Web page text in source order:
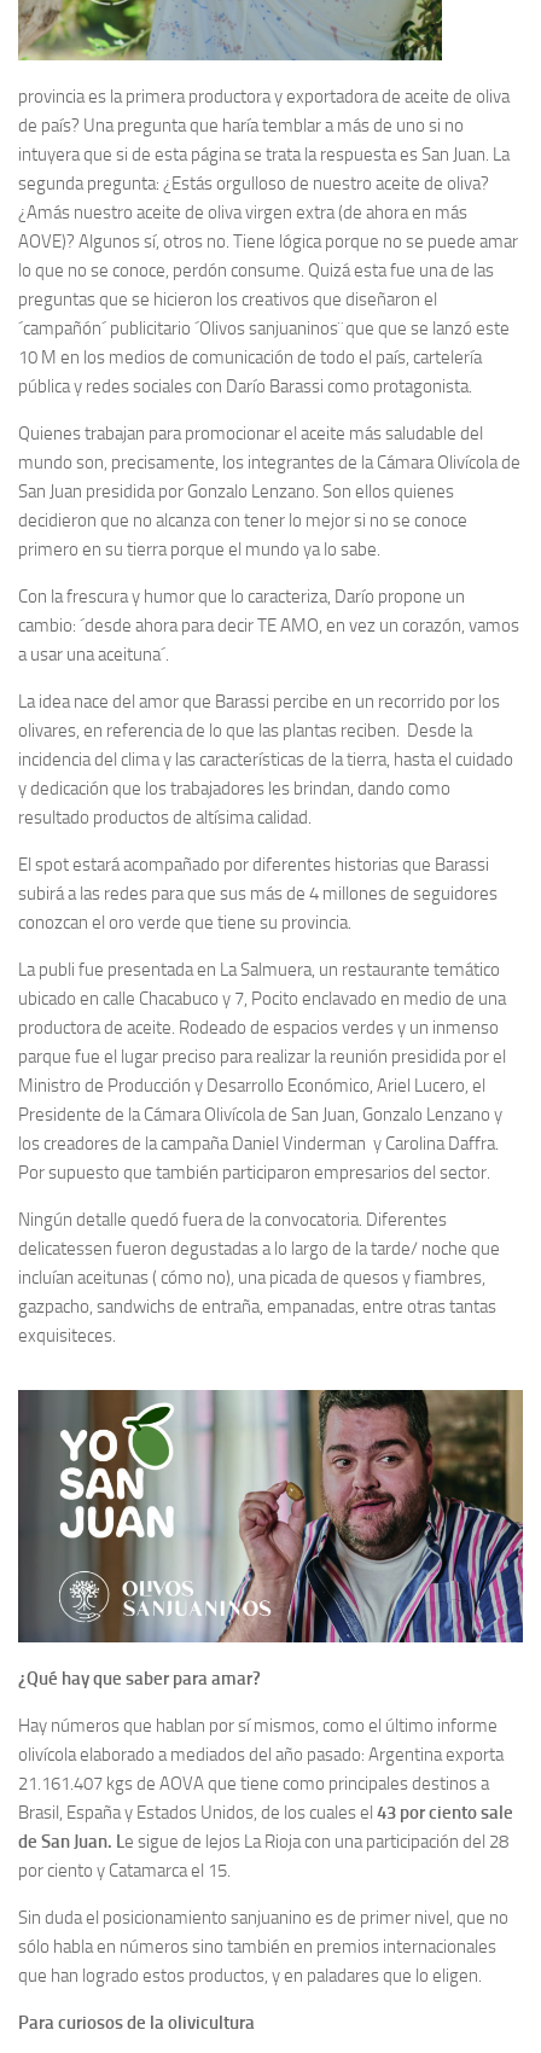
provincia es la primera productora y exportadora de aceite de oliva
de país? Una pregunta que haría temblar a más de uno si no
intuyera que si de esta página se trata la respuesta es San Juan. La
segunda pregunta: ¿Estás orgulloso de nuestro aceite de oliva?
¿Amás nuestro aceite de oliva virgen extra (de ahora en más
AOVE)? Algunos sí, otros no. Tiene lógica porque no se puede amar
lo que no se conoce, perdón consume. Quizá esta fue una de las
preguntas que se hicieron los creativos que diseñaron el
´campañón´ publicitario ´Olivos sanjuaninos¨ que que se lanzó este
10 M en los medios de comunicación de todo el país, cartelería
pública y redes sociales con Darío Barassi como protagonista.
Quienes trabajan para promocionar el aceite más saludable del
mundo son, precisamente, los integrantes de la Cámara Olivícola de
San Juan presidida por Gonzalo Lenzano. Son ellos quienes
decidieron que no alcanza con tener lo mejor si no se conoce
primero en su tierra porque el mundo ya lo sabe.
Con la frescura y humor que lo caracteriza, Darío propone un
cambio: ´desde ahora para decir TE AMO, en vez un corazón, vamos
a usar una aceituna´.
La idea nace del amor que Barassi percibe en un recorrido por los
olivares, en referencia de lo que las plantas reciben. Desde la
incidencia del clima y las características de la tierra, hasta el cuidado
y dedicación que los trabajadores les brindan, dando como
resultado productos de altísima calidad.
El spot estará acompañado por diferentes historias que Barassi
subirá a las redes para que sus más de 4 millones de seguidores
conozcan el oro verde que tiene su provincia.
La publi fue presentada en La Salmuera, un restaurante temático
ubicado en calle Chacabuco y 7, Pocito enclavado en medio de una
productora de aceite. Rodeado de espacios verdes y un inmenso
parque fue el lugar preciso para realizar la reunión presidida por el
Ministro de Producción y Desarrollo Económico, Ariel Lucero, el
Presidente de la Cámara Olivícola de San Juan, Gonzalo Lenzano y
los creadores de la campaña Daniel Vinderman y Carolina Daffra.
Por supuesto que también participaron empresarios del sector.
Ningún detalle quedó fuera de la convocatoria. Diferentes
delicatessen fueron degustadas a lo largo de la tarde/ noche que
incluían aceitunas ( cómo no), una picada de quesos y fiambres,
gazpacho, sandwichs de entraña, empanadas, entre otras tantas
exquisiteces.
¿Qué hay que saber para amar?
Hay números que hablan por sí mismos, como el último informe
olivícola elaborado a mediados del año pasado: Argentina exporta
21.161.407 kgs de AOVA que tiene como principales destinos a
Brasil, España y Estados Unidos, de los cuales el 43 por ciento sale
de San Juan. Le sigue de lejos La Rioja con una participación del 28
por ciento y Catamarca el 15.
Sin duda el posicionamiento sanjuanino es de primer nivel, que no
sólo habla en números sino también en premios internacionales
que han logrado estos productos, y en paladares que lo eligen.
Para curiosos de la olivicultura